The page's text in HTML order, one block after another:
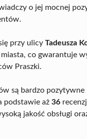
o jej mocnej
przy ulicy Tadeusza
miasta, co gwarantuje
Praszki.
są bardzo pozytywne
podstawie aż 36
jakość obsługi